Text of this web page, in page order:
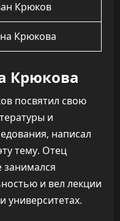
Крюков
Крюкова
Крюкова
посвятил свою
и
написал
тему. Отец
занимался
и вел лекции
университетах.